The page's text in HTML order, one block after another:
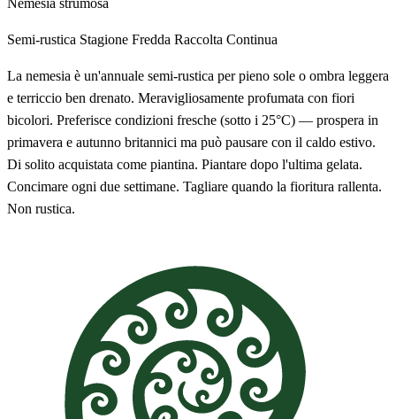
Semi-rustica Stagione Fredda Raccolta Continua
La nemesia è un'annuale semi-rustica per pieno sole o ombra leggera
e terriccio ben drenato. Meravigliosamente profumata con fiori
bicolori. Preferisce condizioni fresche (sotto i 25°C) — prospera in
primavera e autunno britannici ma può pausare con il caldo estivo.
Di solito acquistata come piantina. Piantare dopo l'ultima gelata.
Concimare ogni due settimane. Tagliare quando la fioritura rallenta.
Non rustica.